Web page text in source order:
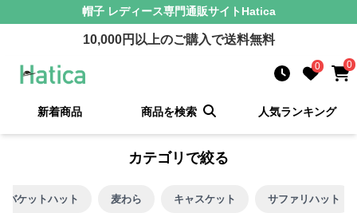
帽子 レディース専門通販サイト Hatica
10,000円以上のご購入で送料無料
0 0
新着商品 商品を検索 人気ランキング
カテゴリで絞る
バケットハット 麦わら キャスケット サファリハット